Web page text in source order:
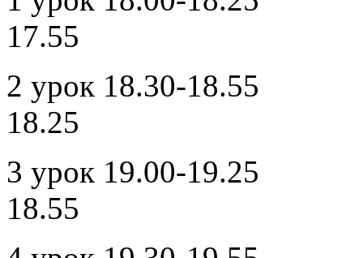
17.55
2 урок 18.30-
18.25
3 урок 19.00-
18.55